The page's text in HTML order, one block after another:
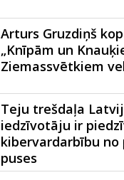
Arturs Gruzdiņš
„Knīpām un
Ziemassvētkiem
Teju trešdaļa
iedzīvotāju ir
kibervardarbību no
puses